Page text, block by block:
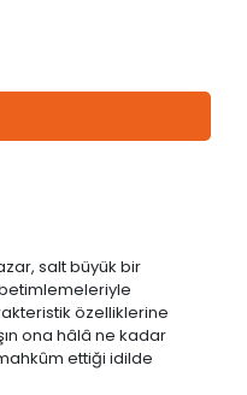
salt büyük bir
betimlemeleriyle
özelliklerine
ona hâlâ ne kadar
ettiği idilde